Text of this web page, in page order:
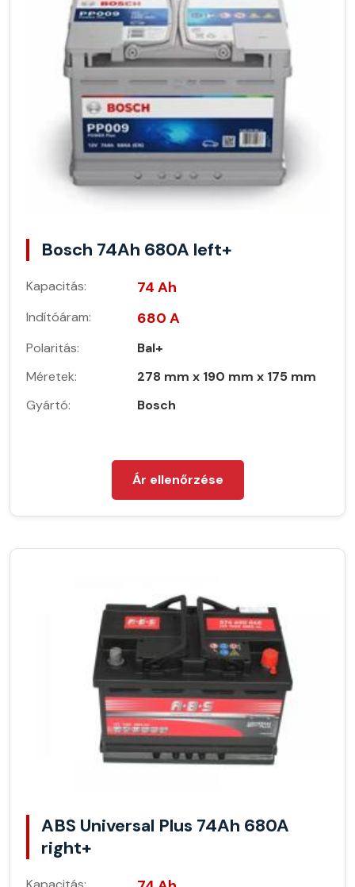
Bosch 74Ah 680A left+
Kapacitás: 74 Ah
Indítóáram: 680 A
Polaritás:
Bal+
Méretek:
278 mm x 190 mm x 175 mm
Gyártó:
Bosch
Ár ellenőrzése
ABS Universal Plus 74Ah 680A
right+